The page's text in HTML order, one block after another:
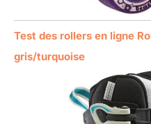
Test des rollers en ligne
gris/turquoise